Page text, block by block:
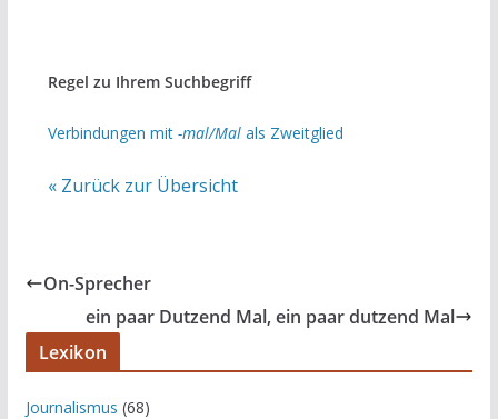
Regel zu Ihrem Suchbegriff
Verbindungen mit -mal/Malals Zweitglied
« Zurück zur Übersicht
On-Sprecher
ein paar Dutzend Mal, ein paar dutzend Mal
Lexikon
Journalismus (68)